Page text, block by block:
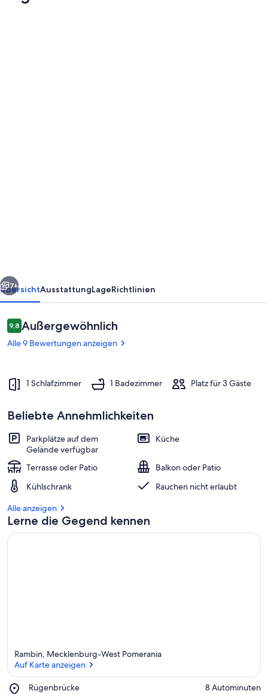
Rügen-Fewo 42
Weiter
7+
ÜbersichtAusstattungLageRichtlinien
Bewertungen
9,89,8 von 10.
Außergewöhnlich
Alle 9 Bewertungen anzeigen
1 Schlafzimmer 1 Badezimmer Platz für 3 Gäste
Beliebte Annehmlichkeiten
Parkplätze auf dem
Gelände verfügbar
Küche
Terrasse oder Patio
Balkon oder Patio
Kühlschrank
Rauchen nicht erlaubt
Alle anzeigen
Lerne die Gegend kennen
Rambin, Mecklenburg-West Pomerania
Auf Karte anzeigen
Rügenbrücke
Place,
‪8 Autominuten‬